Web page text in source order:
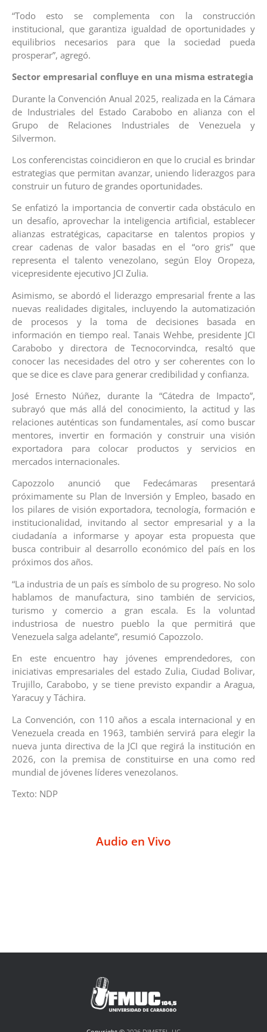
“Todo esto se complementa con la construcción
institucional, que garantiza igualdad de oportunidades y
equilibrios necesarios para que la sociedad pueda
prosperar”, agregó.
Sector empresarial confluye en una misma estrategia
Durante la Convención Anual 2025, realizada en la Cámara
de Industriales del Estado Carabobo en alianza con el
Grupo de Relaciones Industriales de Venezuela y
Silvermon.
Los conferencistas coincidieron en que lo crucial es brindar
estrategias que permitan avanzar, uniendo liderazgos para
construir un futuro de grandes oportunidades.
Se enfatizó la importancia de convertir cada obstáculo en
un desafío, aprovechar la inteligencia artificial, establecer
alianzas estratégicas, capacitarse en talentos propios y
crear cadenas de valor basadas en el “oro gris” que
representa el talento venezolano, según Eloy Oropeza,
vicepresidente ejecutivo JCI Zulia.
Asimismo, se abordó el liderazgo empresarial frente a las
nuevas realidades digitales, incluyendo la automatización
de procesos y la toma de decisiones basada en
información en tiempo real. Tanais Wehbe, presidente JCI
Carabobo y directora de Tecnocorvindca, resaltó que
conocer las necesidades del otro y ser coherentes con lo
que se dice es clave para generar credibilidad y confianza.
José Ernesto Núñez, durante la “Cátedra de Impacto”,
subrayó que más allá del conocimiento, la actitud y las
relaciones auténticas son fundamentales, así como buscar
mentores, invertir en formación y construir una visión
exportadora para colocar productos y servicios en
mercados internacionales.
Capozzolo anunció que Fedecámaras presentará
próximamente su Plan de Inversión y Empleo, basado en
los pilares de visión exportadora, tecnología, formación e
institucionalidad, invitando al sector empresarial y a la
ciudadanía a informarse y apoyar esta propuesta que
busca contribuir al desarrollo económico del país en los
próximos dos años.
“La industria de un país es símbolo de su progreso. No solo
hablamos de manufactura, sino también de servicios,
turismo y comercio a gran escala. Es la voluntad
industriosa de nuestro pueblo la que permitirá que
Venezuela salga adelante”, resumió Capozzolo.
En este encuentro hay jóvenes emprendedores, con
iniciativas empresariales del estado Zulia, Ciudad Bolivar,
Trujillo, Carabobo, y se tiene previsto expandir a Aragua,
Yaracuy y Táchira.
La Convención, con 110 años a escala internacional y en
Venezuela creada en 1963, también servirá para elegir la
nueva junta directiva de la JCI que regirá la institución en
2026, con la premisa de constituirse en una como red
mundial de jóvenes líderes venezolanos.
Texto: NDP
Audio en Vivo